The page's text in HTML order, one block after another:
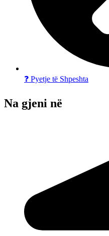
❓ Pyetje të Shpeshta
Na gjeni në